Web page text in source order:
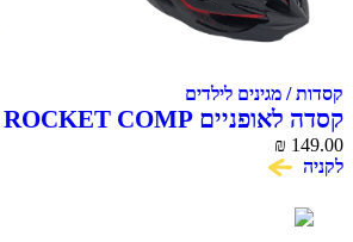
קסדות / מגינים לילדים
קסדה לאופניים ROCKET COMP
₪ 149.00
לקניה